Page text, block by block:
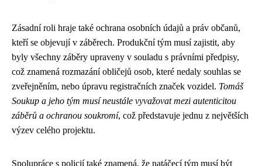
Zásadní roli hraje také ochrana osobních údajů a práv občanů,
kteří se objevují v záběrech. Produkční tým musí zajistit, aby
byly všechny záběry upraveny v souladu s právními předpisy,
což znamená rozmazání obličejů osob, které nedaly souhlas se
zveřejněním, nebo úpravu registračních značek vozidel. Tomáš
Soukup a jeho tým musí neustále vyvažovat mezi autenticitou
záběrů a ochranou soukromí, což představuje jednu z největších
výzev celého projektu.
Spolupráce s policií také znamená, že natáčecí tým musí být